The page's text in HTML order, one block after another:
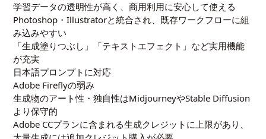
学習データの透明性が高く、商用利用に安心して使える
Photoshop・Illustratorと統合され、既存ワークフローに組
み込みやすい
「生成塗りつぶし」「テキストエフェクト」など実用機能
が充実
日本語プロンプトに対応
Adobe Fireflyの弱み
生成物のアート性・独自性はMidjourneyやStable Diffusion
より保守的
Adobe CCプランに含まれる生成クレジットに上限があり、